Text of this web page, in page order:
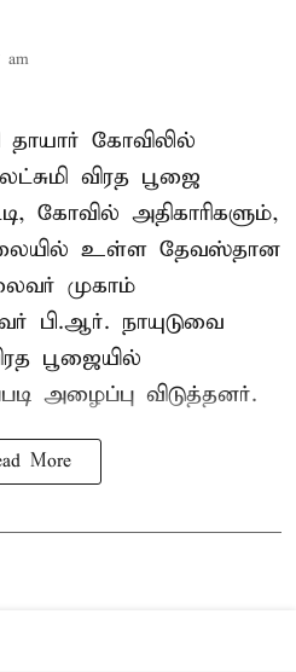
am
தாயார் கோவிலில்
விரத பூஜை
கோவில் அதிகாரிகளும்,
உள்ள தேவஸ்தான
முகாம்
பி.ஆர். நாயுடுவை
பூஜையில்
அழைப்பு விடுத்தனர்.
More